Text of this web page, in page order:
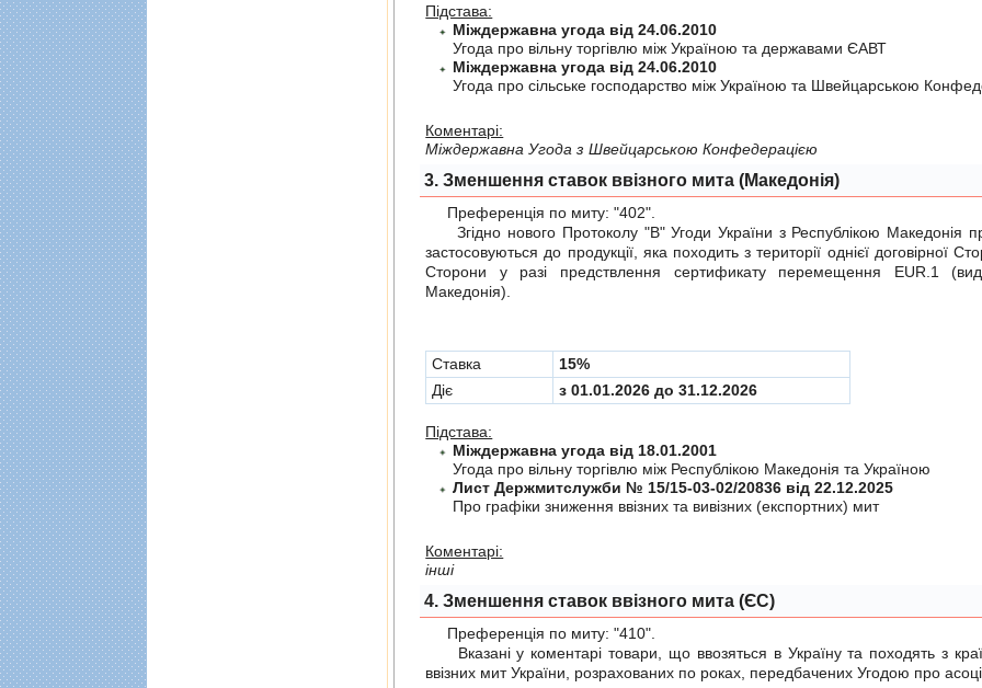
Підстава:
Міждержавна угода від 24.06.2010
Угода про вiльну торгiвлю мiж Україною та державами ЄАВТ
Міждержавна угода від 24.06.2010
Угода про сiльське господарство мiж Україною та Швейцарською
Коментарі:
Мiждержавна Угода з Швейцарською Конфедерацiєю
3. Зменшення ставок ввізного мита (Македонія)
Преференція по миту:"402"
Згідно нового Протоколу "B"Угоди України з Республікою Македонія
застосовуються до продукції, яка походить з території однієї договірної
Сторони у разі предствлення сертификату перемещення EUR.1
Македонія).
Cтавка
15%
Діє
з 01.01.2026 до 31.12.2026
Підстава:
Міждержавна угода від 18.01.2001
Угода про вiльну торгiвлю мiж Республiкою Македонiя та Україною
Лист Держмитслужби № 15/15-03-02/20836 від 22.12.2025
Про графiки зниження ввiзних та вивiзних (експортних) мит
Коментарі:
інші
4. Зменшення ставок ввізного мита (ЄС)
Преференція по миту:"410"
Вказані у коментарі товари, що ввозяться в Україну та походять з
ввізних мит України, розрахованих по роках, передбаченихУгодою про